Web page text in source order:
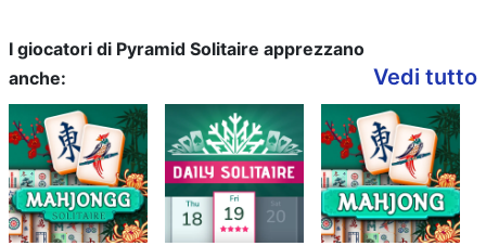
I giocatori di Pyramid Solitaire apprezzano
anche:
Vedi tutto